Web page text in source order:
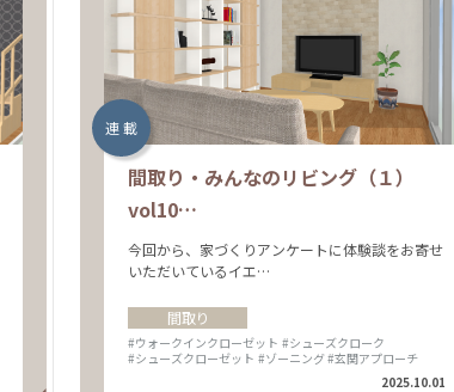
連 載
間取り・みんなのリビング（１）
vol10…
今回から、家づくりアンケートに体験談をお寄せ
いただいているイエ…
間取り
#ウォークインクローゼット #シューズクローク
#シューズクローゼット #ゾーニング#玄関アプローチ
2025.10.01